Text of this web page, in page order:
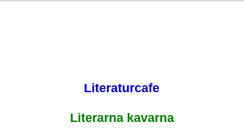
Literaturcafe
Literarna kavarna